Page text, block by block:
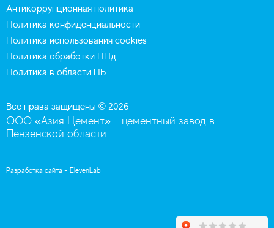
Антикоррупционная политика
Политика конфиденциальности
Политика использования cookies
Политика обработки ПНд
Политика в области ПБ
Все права защищены © 2026
ООО «Азия Цемент» - цементный завод в
Пензенской области
Разработка сайта - ElevenLab